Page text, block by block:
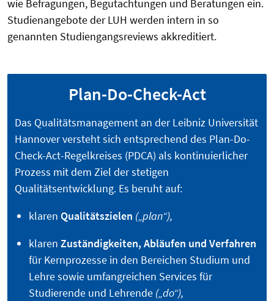
wie Befragungen, Begutachtungen und Beratungen ein.
Studienangebote der LUH werden intern in so
genannten Studiengangsreviews akkreditiert.
Plan-Do-Check-Act
Das Qualitätsmanagement an der Leibniz Universität
Hannover versteht sich entsprechend des Plan-Do-
Check-Act-Regelkreises (PDCA) als kontinuierlicher
Prozess mit dem Ziel der stetigen
Qualitätsentwicklung. Es beruht auf:
klaren Qualitätszielen („plan“),
klaren Zuständigkeiten, Abläufen und Verfahren
für Kernprozesse in den Bereichen Studium und
Lehre sowie umfangreichen Services für
Studierende und Lehrende („do“),